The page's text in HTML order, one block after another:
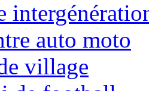
auto moto
village